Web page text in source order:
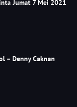
Jumat 7 Mei 2021
– Denny Caknan